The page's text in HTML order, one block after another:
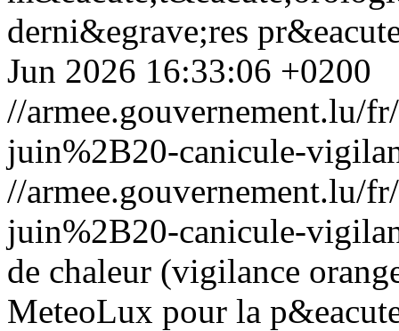
derni&egrave;res
Jun 2026 16:33:06 +0200
//armee.gouvernement.lu/
juin%2B20-canicule-
//armee.gouvernement.lu/
juin%2B20-canicule-
de chaleur (vigilance
MeteoLux pour la